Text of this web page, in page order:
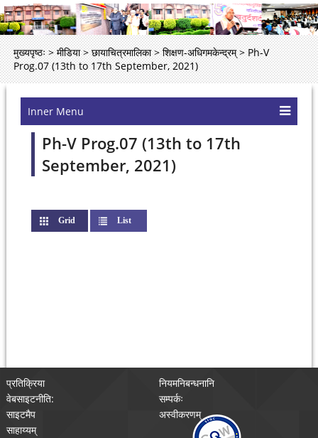
मुख्यपृष्ठः > मीडिया > छायाचित्रमालिका > शिक्षण-अधिगमकेन्द्रम् > Ph-V
Prog.07 (13th to 17th September, 2021)
Inner Menu
Ph-V Prog.07 (13th to 17th
September, 2021)
Grid (active tab) List
प्रतिक्रिया
नियमनिबन्धनानि
वेबसाइटनीति:
सम्पर्कः
साइटमैप
अस्वीकरणम्
साहाय्यम्